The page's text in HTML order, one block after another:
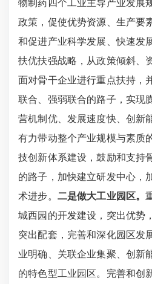
物制药四个工业主导产业发展
政策，促使优势资源、生产要
和促进产业科学发展、快速发
扶优扶强战略，从政策倾斜、
面对骨干企业进行重点扶持，
联合、强弱联合的路子，实现
营机制优、发展速度快、创新
有力带动整个产业规模与素质
技创新体系建设，鼓励和支持
的路子， 加快建立研发中心，
术进步。 二是做大工业园区。
城西园的开发建设，突出优势
突出配套，完善和深化园区发
业明确、关联企业集聚、创新
的特色型工业园区。完善和创